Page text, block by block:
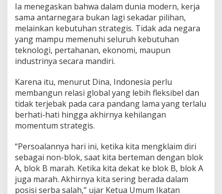
Ia menegaskan bahwa dalam dunia modern, kerja
sama antarnegara bukan lagi sekadar pilihan,
melainkan kebutuhan strategis. Tidak ada negara
yang mampu memenuhi seluruh kebutuhan
teknologi, pertahanan, ekonomi, maupun
industrinya secara mandiri.
Karena itu, menurut Dina, Indonesia perlu
membangun relasi global yang lebih fleksibel dan
tidak terjebak pada cara pandang lama yang terlalu
berhati-hati hingga akhirnya kehilangan
momentum strategis.
“Persoalannya hari ini, ketika kita mengklaim diri
sebagai non-blok, saat kita berteman dengan blok
A, blok B marah. Ketika kita dekat ke blok B, blok A
juga marah. Akhirnya kita sering berada dalam
posisi serba salah,” ujar Ketua Umum Ikatan